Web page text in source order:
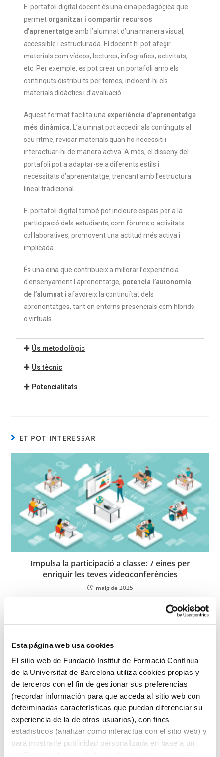
Esta página web usa cookies
El sitio web de Fundació Institut de Formació Contínua
de la Universitat de Barcelona utiliza cookies propias y
de terceros con el fin de gestionar sus preferencias
(recordar información para que acceda al sitio web con
determinadas características que puedan diferenciar su
experiencia de la de otros usuarios), con fines
estadísticos (analizar cómo interactúa con el sitio web) y
para mostrarle publicidad personalizada en base a un
El portafoli digital docent és una eina pedagògica que
permet organitzar i compartir recursos
d’aprenentatge amb l’alumnat d’una manera visual,
accessible i estructurada. El docent hi pot afegir
materials com vídeos, lectures, infografies, activitats,
etc. Per exemple, es pot crear un portafoli amb els
continguts distribuïts per temes, incloent-hi els
materials didàctics i d’avaluació.
Aquest format facilita una experiència d’aprenentatge
més dinàmica . L’alumnat pot accedir als continguts al
seu ritme, revisar materials quan ho necessiti i
interactuar-hi de manera activa. A més, el disseny del
portafoli pot a adaptar-se a diferents estils i
necessitats d’aprenentatge, trencant amb l’estructura
lineal tradicional.
El portafoli digital també pot incloure espais per a la
participació dels estudiants, com fòrums o activitats
col·laboratives, promovent una actitud més activa i
implicada.
És una eina que contribueix a millorar l’experiència
d’ensenyament i aprenentatge, potencia l’autonomia
de l’alumnat i afavoreix la continuïtat dels
aprenentatges, tant en entorns presencials com híbrids
o virtuals.
Ús metodològic
Ús tècnic
Potencialitats
ET POT INTERESSAR
Impulsa la participació a classe: 7 eines per
enriquir les teves videoconferències
maig de 2025
Simulació significativa: claus de l’èxit i bones
pràctiques